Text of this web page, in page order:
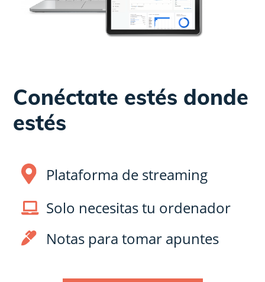
Conéctate estés donde
estés
Plataforma de streaming
Solo necesitas tu ordenador
Notas para tomar apuntes